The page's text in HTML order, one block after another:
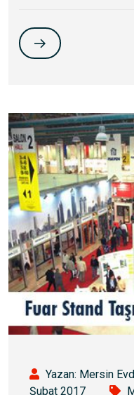
Yazan: Mersin
Şubat 2017